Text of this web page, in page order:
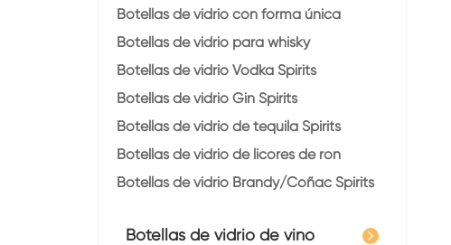
Botellas de vidrio con forma única
Botellas de vidrio para whisky
Botellas de vidrio Vodka Spirits
Botellas de vidrio Gin Spirits
Botellas de vidrio de tequila Spirits
Botellas de vidrio de licores de ron
Botellas de vidrio Brandy/Coñac Spirits
Botellas de vidrio de vino